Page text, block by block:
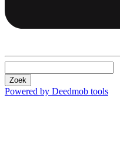
Zoek
Powered by Deedmob tools